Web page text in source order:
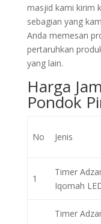
masjid kami kirim
sebagian yang
Anda memesan
pertaruhkan
yang lain.
Harga
Pondok
No Jenis
1
Timer
Iqomah
Timer